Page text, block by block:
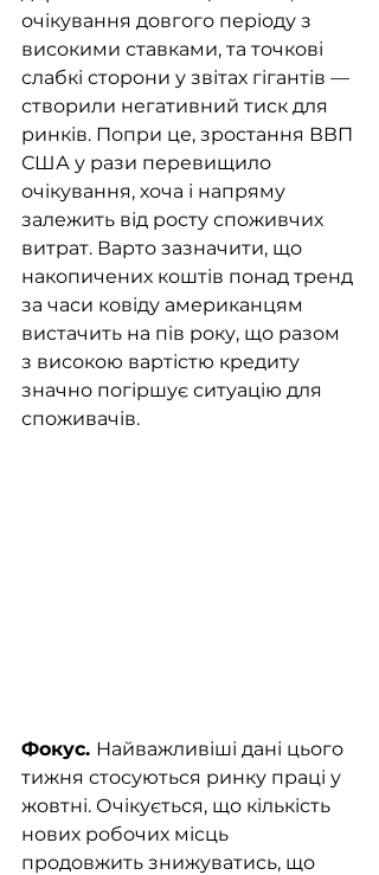
очікування довгого періоду з
високими ставками, та точкові
слабкі сторони у звітах гігантів —
створили негативний тиск для
ринків. Попри це, зростання ВВП
США у рази перевищило
очікування, хоча і напряму
залежить від росту споживчих
витрат. Варто зазначити, що
накопичених коштів понад тренд
за часи ковіду американцям
вистачить на пів року, що разом
з високою вартістю кредиту
значно погіршує ситуацію для
споживачів.
Фокус. Найважливіші дані цього
тижня стосуються ринку праці у
жовтні. Очікується, що кількість
нових робочих місць
продовжить знижуватись, що